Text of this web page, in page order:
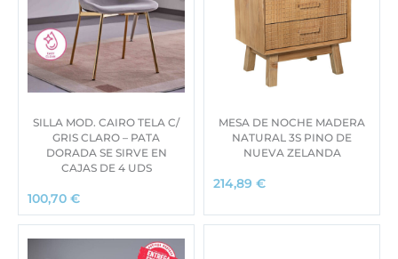
SILLA MOD. CAIRO TELA C/
GRIS CLARO – PATA
DORADA SE SIRVE EN
CAJAS DE 4 UDS
100,70 €
MESA DE NOCHE MADERA
NATURAL 3S PINO DE
NUEVA ZELANDA
214,89 €